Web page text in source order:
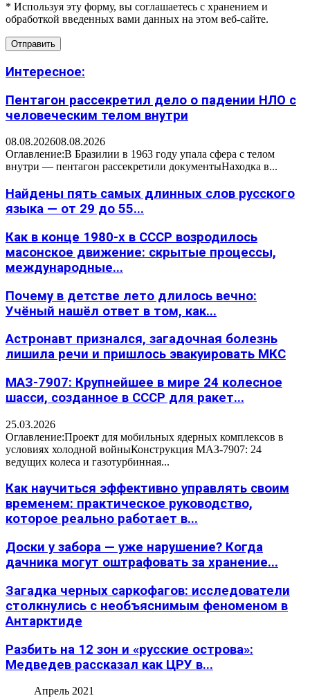
* Используя эту форму, вы соглашаетесь с хранением и
обработкой введенных вами данных на этом веб-сайте.
Интересное:
Пентагон рассекретил дело о падении НЛО с
человеческим телом внутри
08.08.202608.08.2026
Оглавление:В Бразилии в 1963 году упала сфера с телом
внутри — пентагон рассекретили документыНаходка в...
Найдены пять самых длинных слов русского
языка — от 29 до 55...
Как в конце 1980-х в СССР возродилось
масонское движение: скрытые процессы,
международные...
Почему в детстве лето длилось вечно:
Учёный нашёл ответ в том, как...
Астронавт признался, загадочная болезнь
лишила речи и пришлось эвакуировать МКС
МАЗ-7907: Крупнейшее в мире 24 колесное
шасси, созданное в СССР для ракет...
25.03.2026
Оглавление:Проект для мобильных ядерных комплексов в
условиях холодной войныКонструкция МАЗ-7907: 24
ведущих колеса и газотурбинная...
Как научиться эффективно управлять своим
временем: практическое руководство,
которое реально работает в...
Доски у забора — уже нарушение? Когда
дачника могут оштрафовать за хранение...
Загадка черных саркофагов: исследователи
столкнулись с необъяснимым феноменом в
Антарктиде
Разбить на 12 зон и «русские острова»:
Медведев рассказал как ЦРУ в...
Апрель 2021